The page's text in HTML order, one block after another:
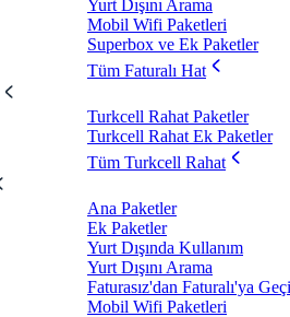
Yurt Dışını Arama
Mobil Wifi Paketleri
Superbox ve Ek Paketler
Tüm Faturalı Hat
Turkcell Rahat Paketler
Turkcell Rahat Ek Paketler
Tüm Turkcell Rahat
Ana Paketler
Ek Paketler
Yurt Dışında Kullanım
Yurt Dışını Arama
Faturasız'dan Faturalı'ya
Mobil Wifi Paketleri